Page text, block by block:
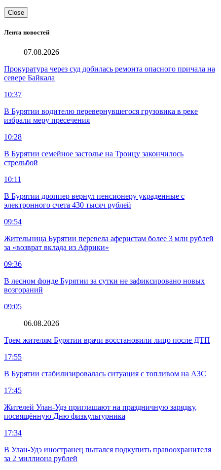
Close
Лента новостей
07.08.2026
Прокуратура через суд добилась ремонта опасного причала на
севере Байкала
10:37
В Бурятии водителю перевернувшегося грузовика в реке
избрали меру пресечения
10:28
В Бурятии семейное застолье на Троицу закончилось
стрельбой
10:11
В Бурятии дроппер вернул пенсионеру украденные с
электронного счета 430 тысяч рублей
09:54
Жительница Бурятии перевела аферистам более 3 млн рублей
за «возврат вклада из Африки»
09:36
В лесном фонде Бурятии за сутки не зафиксировано новых
возгораний
09:05
06.08.2026
Трем жителям Бурятии врачи восстановили лицо после ДТП
17:55
В Бурятии стабилизировалась ситуация с топливом на АЗС
17:45
Жителей Улан-Удэ приглашают на праздничную зарядку,
посвящённую Дню физкультурника
17:34
В Улан-Удэ иностранец пытался подкупить правоохранителя
за 2 миллиона рублей